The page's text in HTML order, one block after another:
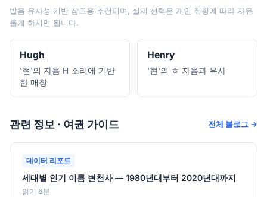
발음 유사성 기반 참고용 추천이며, 실제 선택은 개인 취향에 따라 자유
롭게 하시면 됩니다.
Hugh
'현'의 자음 H 소리에 기반
한 매칭
Henry
'현'의 ㅎ 자음과 유사
관련 정보 · 여권 가이드 전체 블로그 →
데이터 리포트
세대별 인기 이름 변천사 — 1980년대부터 2020년대까지
읽기 6분